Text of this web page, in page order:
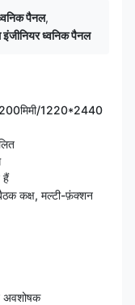
पैनल,
इंजीनियर ध्वनिक पैनल
1220*2440
हैं
कक्ष, मल्टी-फ़ंक्शन
अवशोषक